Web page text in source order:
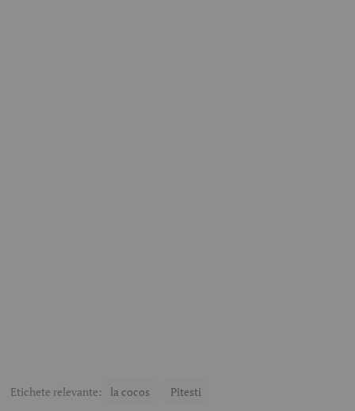
Etichete relevante: la cocos Pitesti